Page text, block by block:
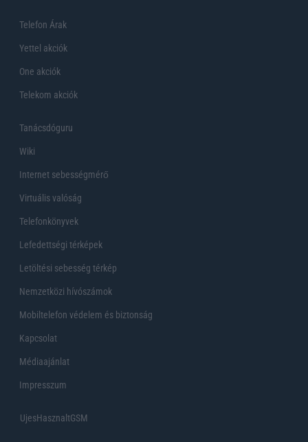
Telefon Árak
Yettel akciók
One akciók
Telekom akciók
Tanácsdóguru
Wiki
Internet sebességmérő
Virtuális valóság
Telefonkönyvek
Lefedettségi térképek
Letöltési sebesség térkép
Nemzetközi hívószámok
Mobiltelefon védelem és biztonság
Kapcsolat
Médiaajánlat
Impresszum
UjesHasznaltGSM